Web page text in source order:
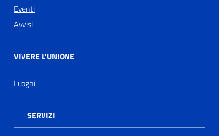
Eventi
Avvisi
VIVERE L'UNIONE
Luoghi
SERVIZI